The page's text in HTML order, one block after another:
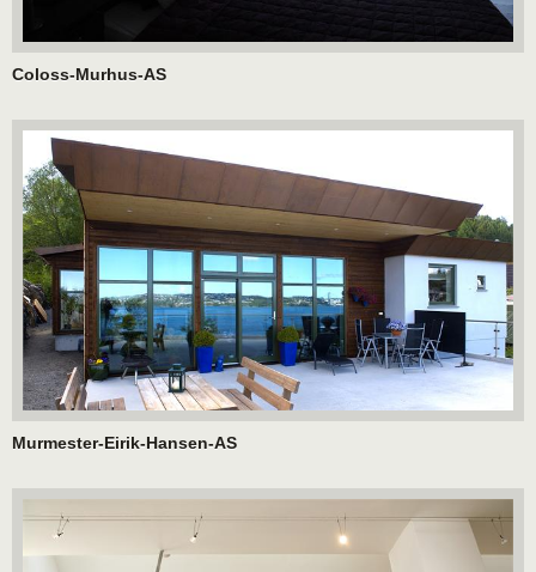
Coloss-Murhus-AS
Murmester-Eirik-Hansen-AS